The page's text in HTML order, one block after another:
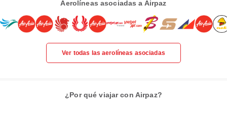
Aerolíneas asociadas a Airpaz
Ver todas las aerolíneas asociadas
¿Por qué viajar con Airpaz?